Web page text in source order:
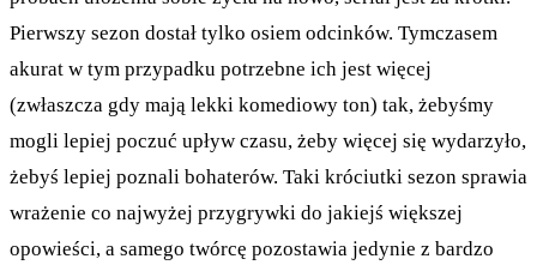
Pierwszy sezon dostał tylko osiem odcinków. Tymczasem
akurat w tym przypadku potrzebne ich jest więcej
(zwłaszcza gdy mają lekki komediowy ton) tak, żebyśmy
mogli lepiej poczuć upływ czasu, żeby więcej się wydarzyło,
żebyś lepiej poznali bohaterów. Taki króciutki sezon sprawia
wrażenie co najwyżej przygrywki do jakiejś większej
opowieści, a samego twórcę pozostawia jedynie z bardzo